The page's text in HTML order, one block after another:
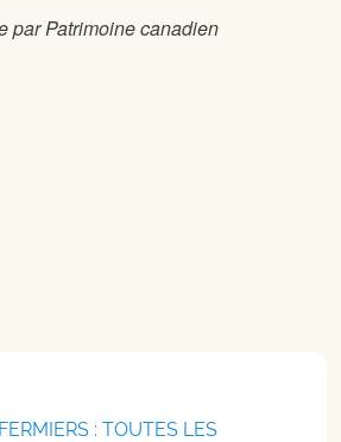
par Patrimoine canadien
: TOUTES LES